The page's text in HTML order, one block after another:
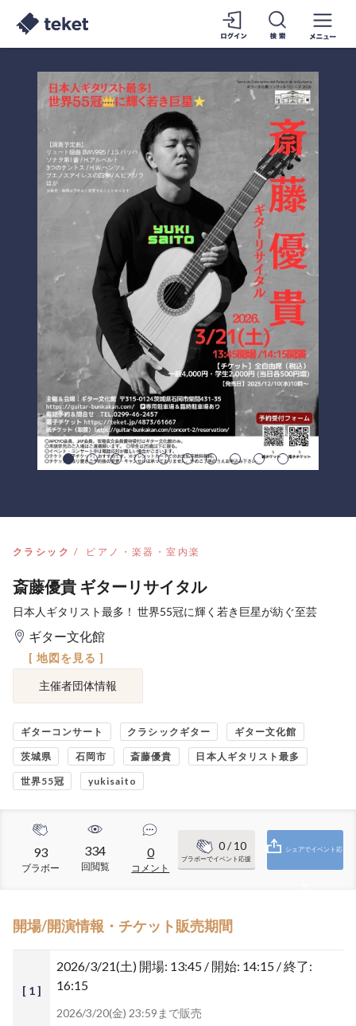
クラシック ピアノ・楽器・室内楽
斎藤優貴 ギターリサイタル
日本人ギタリスト最多！ 世界55冠に輝く若き巨星が紡ぐ至芸
ギター文化館
[ 地図を見る ]
主催者団体情報
ギターコンサート クラシックギター ギター文化館
茨城県 石岡市 斎藤優貴 日本人ギタリスト最多
世界55冠 yukisaito
93
ブラボー
334
回閲覧
0
コメント
0/ 10
ブラボーでイベント応援
シェアでイベント応
開場/開演情報・チケット販売期間
[ 1 ]
2026/3/21(土) 開場: 13:45 / 開始: 14:15 / 終了:
16:15
2026/3/20(金) 23:59まで販売